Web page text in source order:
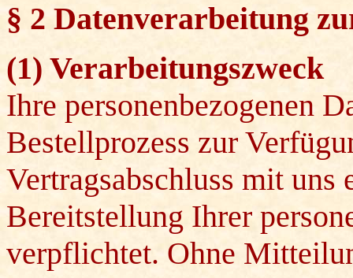
§ 2 Datenverarbeitung
(1) Verarbeitungszweck
Ihre personenbezogenen
Bestellprozess zur
Vertragsabschluss mit
Bereitstellung Ihrer
verpflichtet. Ohne